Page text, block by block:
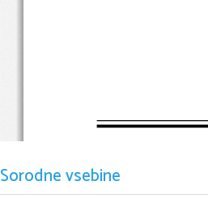
Sorodne vsebine